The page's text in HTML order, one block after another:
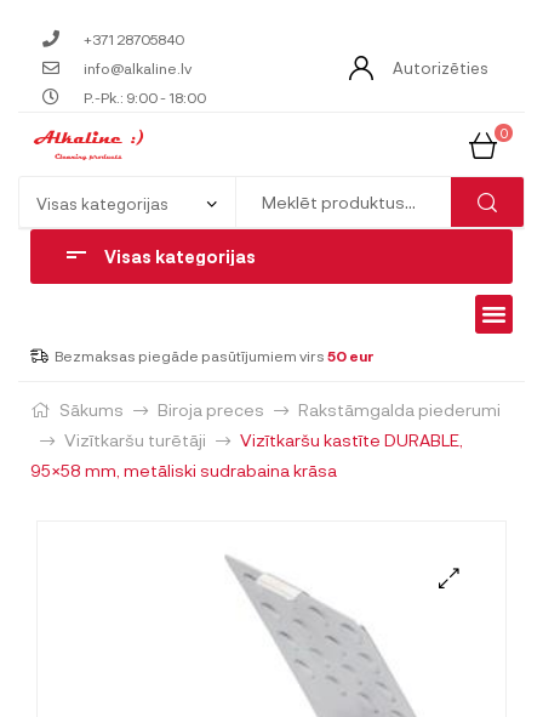
+371 28705840
info@alkaline.lv
P.-Pk.: 9:00 - 18:00
Autorizēties
0
Visas kategorijas
Bezmaksas piegāde pasūtījumiem virs 50 eur
Sākums Biroja preces
Rakstāmgalda piederumi
Vizītkaršu turētāji
Vizītkaršu kastīte DURABLE,
95×58 mm, metāliski sudrabaina krāsa